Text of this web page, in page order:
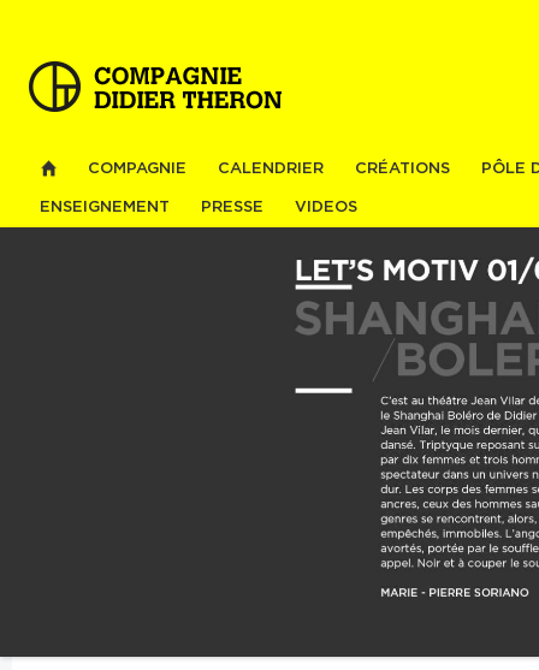
COMPAGNIE CALENDRIER CRÉATIONS PÔLE
ENSEIGNEMENT PRESSE VIDEOS